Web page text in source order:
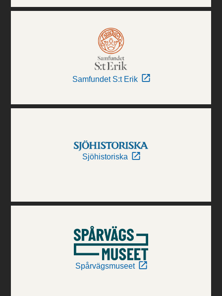
Samfundet S:t Erik
Sjöhistoriska
Spårvägsmuseet